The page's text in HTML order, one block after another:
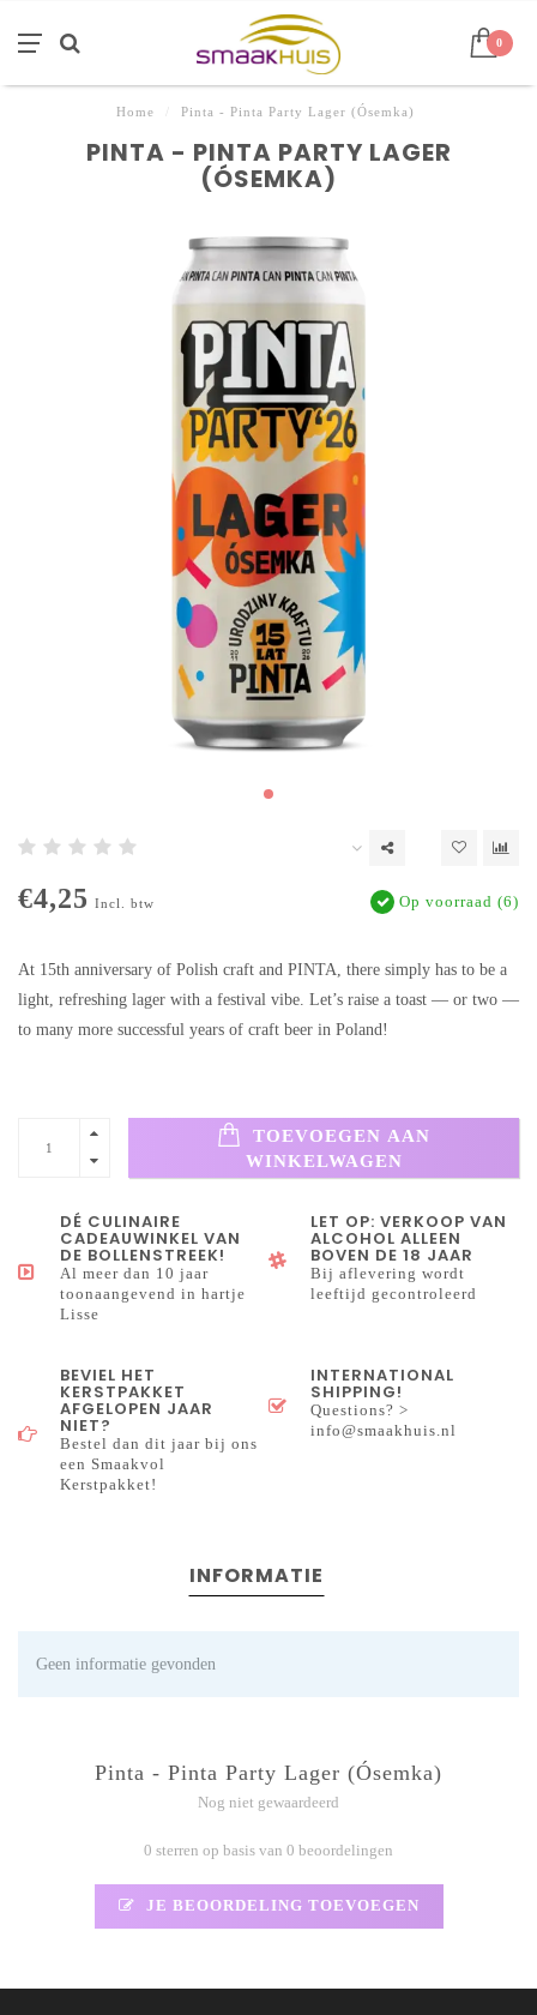
0
Home Pinta - Pinta Party Lager (Ósemka)
PINTA - PINTA PARTY LAGER
(ÓSEMKA)
€4,25 Incl. btw Op voorraad (6)
At 15th anniversary of Polish craft and PINTA, there simply has to be a
light, refreshing lager with a festival vibe. Let’s raise a toast — or two —
to many more successful years of craft beer in Poland!
TOEVOEGEN AAN
WINKELWAGEN
DÉ CULINAIRE
CADEAUWINKEL VAN
DE BOLLENSTREEK!
Al meer dan 10 jaar
toonaangevend in hartje
Lisse
LET OP: VERKOOP VAN
ALCOHOL ALLEEN
BOVEN DE 18 JAAR
Bij aflevering wordt
leeftijd gecontroleerd
BEVIEL HET
KERSTPAKKET
AFGELOPEN JAAR
NIET?
Bestel dan dit jaar bij ons
een Smaakvol
Kerstpakket!
INTERNATIONAL
SHIPPING!
Questions? >
info@smaakhuis.nl
INFORMATIE
Geen informatie gevonden
Pinta - Pinta Party Lager (Ósemka)
Nog niet gewaardeerd
0 sterren op basis van 0 beoordelingen
JE BEOORDELING TOEVOEGEN